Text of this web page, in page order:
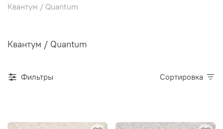
Квантум / Quantum
Квантум / Quantum
Фильтры Сортировка